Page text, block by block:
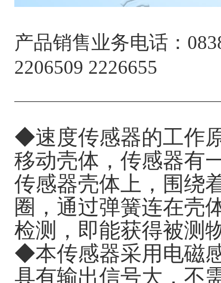
产品销售业务电话：
2206509 2226655
◆速度传感器的工作
移动壳体，传感器有
传感器壳体上，围绕
圈，通过弹簧连在壳
检测，即能获得被测
◆本传感器采用电磁
具有输出信号大，不